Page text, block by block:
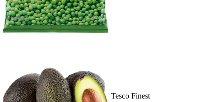
Tesco Finest